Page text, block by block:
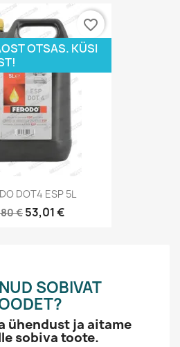
DOT4 ESP 5L
€ 53,01 €
OTSAS. KÜSI
favorite_border
SOBIVAT
ühendust ja aitame
sobiva toote.